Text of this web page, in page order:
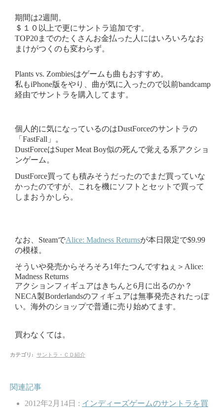
期間は2週間。
＄１０以上で更にサントラ追加です。
TOP20までのたくさんお金払った人にはいろいろなお
まけがつくのも変わらず。
Plants vs. Zombiesはゲームも曲もおすすめ。
私もiPhone版をやり、曲が気に入ったので以前bandcamp
経由でサントラを購入してます。
個人的に気になっているのはDustForceのサントラの
「FastFall」。
DustForceはSuper Meat Boy似の死んで覚える系アクショ
ンゲーム。
DustForce買っても積みそうだったのでまだ買っていな
かったのですが、これを機にソフトとセットで買って
しまおうかしら。
なお、SteamでAlice: Madness Returnsが本日限定で$9.99
の模様。
そういや発売からそろそろ1年たつんですねぇ＞Alice:
Madness Returns
アクションフィギュアはきちんと6月に出るのか？
NECA製Borderlandsのフィギュアは無事発売されたっぽ
い。海外のショップで普通に売り始めてます。
買わなくては。
カテゴリ : サントラ・ＣＤ紹介
関連記事
2012年2月14日 : インディーズゲームのサントラを買